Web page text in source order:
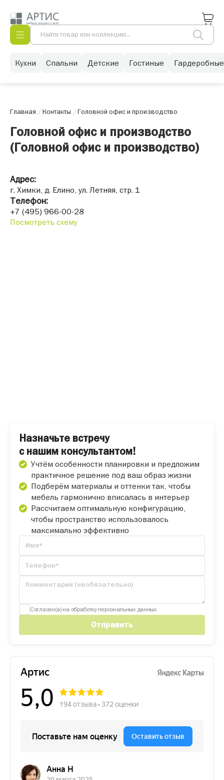
Кухни Спальни Детские Гостиные Гардеробные
Главная /Контакты /Головной офис и производство
Головной офис и производство
(Головной офис и производство)
Адрес:
г. Химки, д. Елино, ул. Летняя, стр. 1
Телефон:
+7 (495) 966-00-28
Посмотреть схему
Назначьте встречу
с нашим консультантом!
Учтём особенности планировки и предложим
практичное решение под ваш образ жизни
Подберём материалы и оттенки так, чтобы
мебель гармонично вписалась в интерьер
Рассчитаем оптимальную конфигурацию,
чтобы пространство использовалось
максимально эффективно
Согласен(а) на обработку персональных данных
Отправить